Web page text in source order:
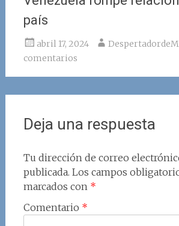
país
abril 17, 2024
comentarios
Deja una respuesta
Tu dirección de correo
publicada. Los campos
marcados con *
Comentario *